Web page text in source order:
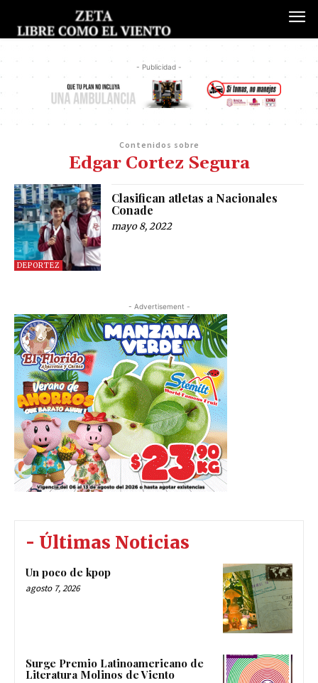
- Publicidad -
Contenidos sobre
Edgar Cortez Segura
DEPORTEZ
Clasifican atletas a Nacionales
Conade
mayo 8, 2022
- Advertisement -
- Últimas Noticias
Un poco de kpop
agosto 7, 2026
Surge Premio Latinoamericano de
Literatura Molinos de Viento